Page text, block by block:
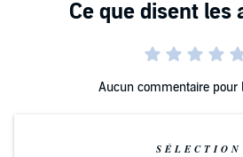
Aucun commentaire pour
SÉLECTION